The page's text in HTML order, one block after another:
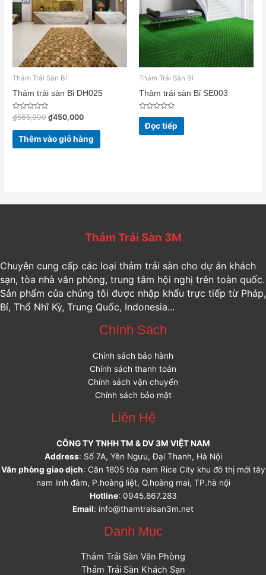
Thảm Trải Sàn Bỉ
Thảm trải sàn Bỉ DH025
Được
xếp
hạng
sao
₫565,000 ₫450,000
Thêm vào giỏ hàng
Thảm Trải Sàn Bỉ
Thảm trải sàn Bỉ SE003
Được
xếp
hạng
0
Đọc tiếp
Thảm Trải Sàn 3M
Chuyên cung cấp các loại thảm trải sàn cho dự án khách
sạn, tòa nhà văn phòng, trung tâm hội nghị trên toàn quốc.
Sản phẩm của chúng tôi được nhập khẩu trực tiếp từ Pháp,
Bỉ, Thổ Nhĩ Kỳ, Trung Quốc, Indonesia...
Chính Sách
Chính sách bảo hành
Chính sách thanh toán
Chính sách vận chuyển
Chính sách bảo mật
Liên Hệ
CÔNG TY TNHH TM & DV 3M VIỆT NAM
Address: Số 7A, Yên Ngưu, Đại Thanh, Hà Nội
Văn phòng giao dịch: Căn 1805 tòa nam Rice City khu đô thị mới tây
nam linh đàm, P.hoàng liệt, Q.hoàng mai, TP.hà nội
Hotline: 0945.867.283
Email: info@thamtraisan3m.net
Danh Mục
Thảm Trải Sàn Văn Phòng
Thảm Trải Sàn Khách Sạn